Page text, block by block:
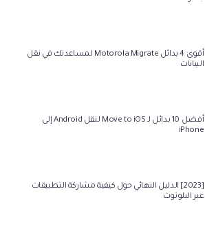
أقوى 4 بدائل Motorola Migrate لمساعدتك في نقل
البيانات
أفضل 10 بدائل لـ Move to iOS لنقل Android إلى
iPhone
[2023] الدليل النهائي حول كيفية مشاركة التطبيقات
عبر البلوتوث